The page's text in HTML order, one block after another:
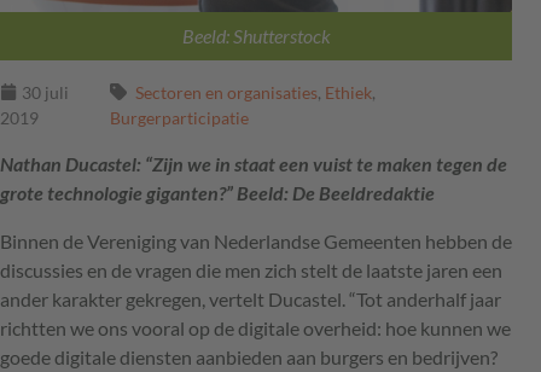
Beeld: Shutterstock
30 juli
2019
Sectoren en organisaties, Ethiek,
Burgerparticipatie
Nathan Ducastel: “Zijn we in staat een vuist te maken tegen de
grote technologie giganten?” Beeld: De Beeldredaktie
Binnen de Vereniging van Nederlandse Gemeenten hebben de
discussies en de vragen die men zich stelt de laatste jaren een
ander karakter gekregen, vertelt Ducastel. “Tot anderhalf jaar
richtten we ons vooral op de digitale overheid: hoe kunnen we
goede digitale diensten aanbieden aan burgers en bedrijven?